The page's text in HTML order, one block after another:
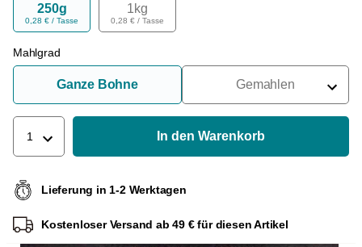
250g
0,28 € / Tasse
1kg
0,28 € / Tasse
Mahlgrad
Ganze Bohne Gemahlen
Für Siebträger
1 In den Warenkorb
Lieferung in 1-2 Werktagen
Kostenloser Versand ab 49 € für diesen Artikel